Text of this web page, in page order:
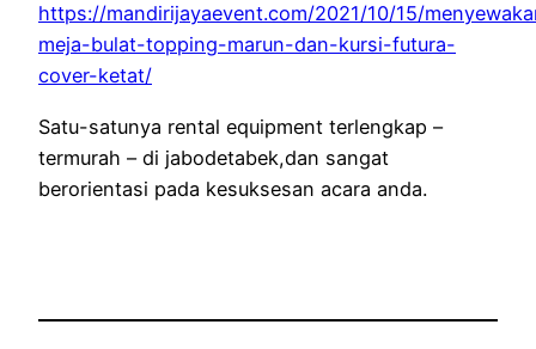
https://mandirijayaevent.com/2021/10/15/
meja-bulat-topping-marun-dan-kursi-futura-
cover-ketat/
Satu-satunya rental equipment terlengkap –
termurah – di jabodetabek,dan sangat
berorientasi pada kesuksesan acara anda.